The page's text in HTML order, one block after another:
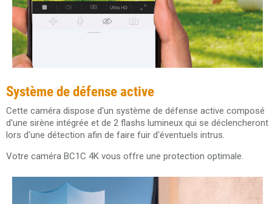
Système de défense active
Cette caméra dispose d'un système de défense active composé
d'une sirène intégrée et de 2 flashs lumineux qui se déclencheront
lors d'une détection afin de faire fuir d'éventuels intrus.
Votre caméra BC1C 4K vous offre une protection optimale.